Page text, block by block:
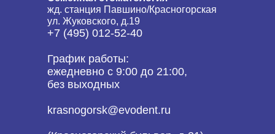
жд. станция Павшино/Красногорская
ул. Жуковского, д.19
+7 (495) 012-52-40
График работы:
ежедневно с 9:00 до 21:00,
без выходных
krasnogorsk@evodent.ru